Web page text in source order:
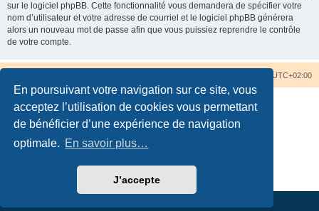
En poursuivant votre navigation sur ce site, vous
acceptez l’utilisation de cookies vous permettant
de bénéficier d’une expérience de navigation
optimale. En savoir plus…
J’accepte
sur le logiciel phpBB. Cette fonctionnalité vous demandera de spécifier votre
nom d’utilisateur et votre adresse de courriel et le logiciel phpBB générera
alors un nouveau mot de passe afin que vous puissiez reprendre le contrôle
de votre compte.
UTC+02:00
Traduction française officielle©
Confidentialité